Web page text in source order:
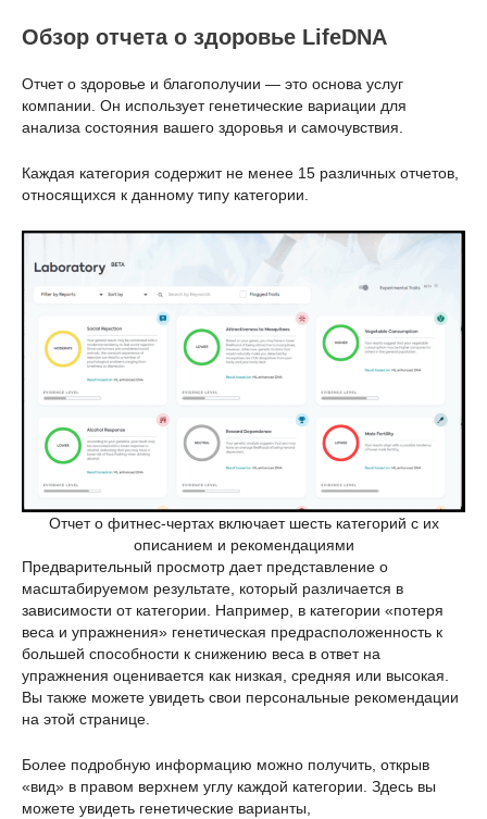
Обзор отчета о здоровье LifeDNA
Отчет о здоровье и благополучии — это основа услуг
компании. Он использует генетические вариации для
анализа состояния вашего здоровья и самочувствия.
Каждая категория содержит не менее 15 различных отчетов,
относящихся к данному типу категории.
Отчет о фитнес-чертах включает шесть категорий с их
описанием и рекомендациями
Предварительный просмотр дает представление о
масштабируемом результате, который различается в
зависимости от категории. Например, в категории «потеря
веса и упражнения» генетическая предрасположенность к
большей способности к снижению веса в ответ на
упражнения оценивается как низкая, средняя или высокая.
Вы также можете увидеть свои персональные рекомендации
на этой странице.
Более подробную информацию можно получить, открыв
«вид» в правом верхнем углу каждой категории. Здесь вы
можете увидеть генетические варианты,